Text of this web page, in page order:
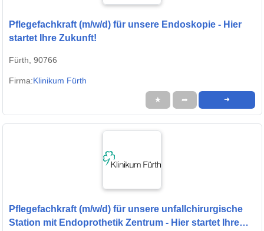
Pflegefachkraft (m/w/d) für unsere Endoskopie - Hier
startet Ihre Zukunft!
Fürth, 90766
Firma:Klinikum Fürth
★ ➦ ➜
Pflegefachkraft (m/w/d) für unsere unfallchirurgische
Station mit Endoprothetik Zentrum - Hier startet Ihre